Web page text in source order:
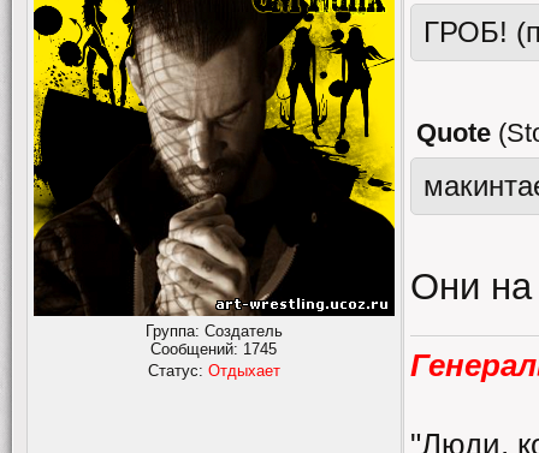
Группа: Создатель
Сообщений: 1745
Статус: Отдыхает
ГРОБ!
Quote (
Они
"Люди,